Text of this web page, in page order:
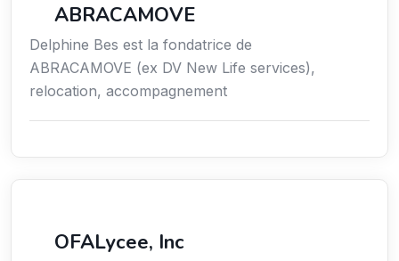
ABRACAMOVE
Delphine Bes est la fondatrice de
ABRACAMOVE (ex DV New Life services),
relocation, accompagnement
OFALycee, Inc